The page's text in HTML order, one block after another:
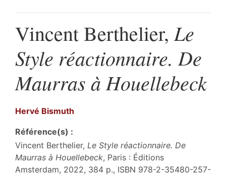
Vincent Berthelier, Le
Style réactionnaire. De
Maurras à Houellebeck
Hervé Bismuth
Référence(s) :
Vincent Berthelier, Le Style réactionnaire. De
Maurras à Houellebeck, Paris : Éditions
Amsterdam, 2022, 384 p., ISBN 978-2-35480-257-